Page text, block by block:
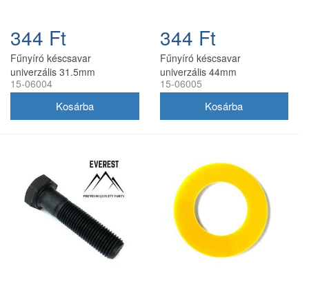
344 Ft
Fűnyíró késcsavar
univerzális 31.5mm
15-06004
344 Ft
Fűnyíró késcsavar
univerzális 44mm
15-06005